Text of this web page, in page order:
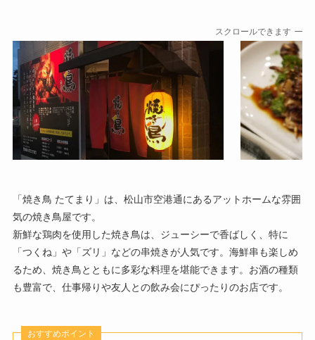
スクロールできます
「焼き鳥 たてまり」は、松山市空港通にあるアットホームな雰囲
気の焼き鳥屋です。
新鮮な鶏肉を使用した焼き鳥は、ジューシーで香ばしく、特に
「つくね」や「ズリ」などの串焼きが人気です。海鮮串も楽しめ
るため、焼き鳥とともに多彩な料理を堪能できます。お酒の種類
も豊富で、仕事帰りや友人との飲み会にぴったりのお店です。
おすすめポイント